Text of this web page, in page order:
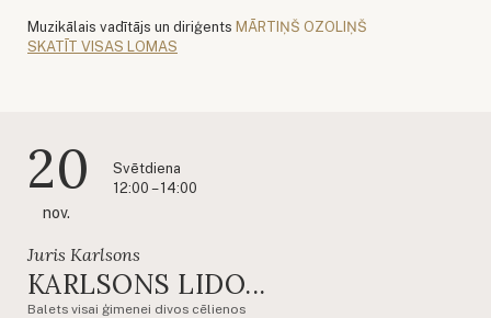
Muzikālais vadītājs un diriģents MĀRTIŅŠ OZOLIŅŠ
SKATĪT VISAS LOMAS
20
nov.
Svētdiena
12:00 – 14:00
Juris Karlsons
KARLSONS LIDO...
Balets visai ģimenei divos cēlienos